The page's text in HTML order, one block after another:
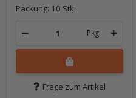
Packung: 10 Stk.
Pkg.
Frage zum Artikel